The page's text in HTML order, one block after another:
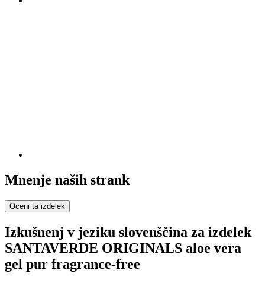
Mnenje naših strank
Oceni ta izdelek
Izkušnenj v jeziku slovenščina za izdelek
SANTAVERDE ORIGINALS aloe vera
gel pur fragrance-free